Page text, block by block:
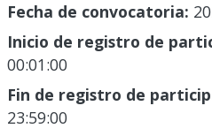
Fecha de convocatoria:
Inicio de registro de
00:01:00
Fin de registro de
23:59:00